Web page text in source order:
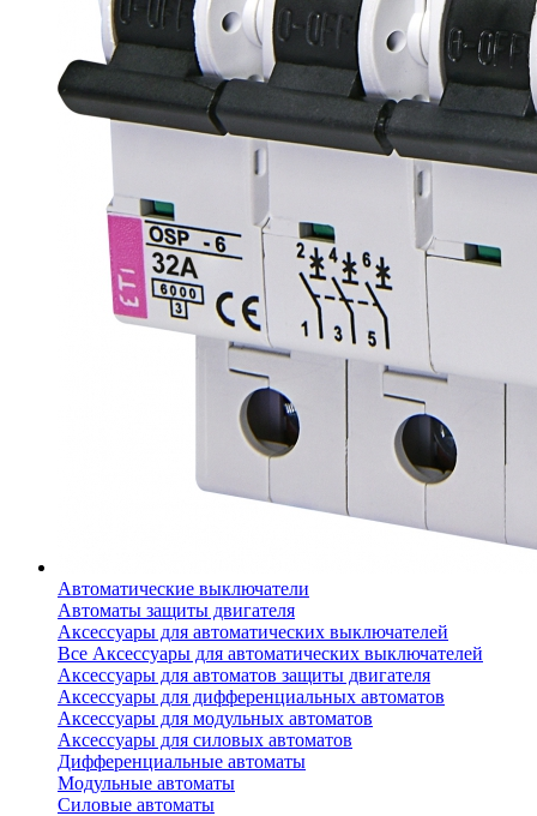
Автоматические выключатели
Автоматы защиты двигателя
Аксессуары для автоматических выключателей
Все Аксессуары для автоматических выключателей
Аксессуары для автоматов защиты двигателя
Аксессуары для дифференциальных автоматов
Аксессуары для модульных автоматов
Аксессуары для силовых автоматов
Дифференциальные автоматы
Модульные автоматы
Силовые автоматы